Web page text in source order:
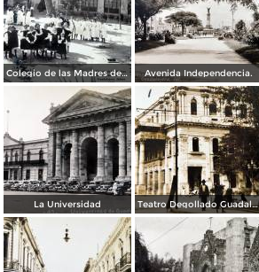
Colegio de las Madres del Sagrado Corazon Guadalajara, Jalisco 1907 Avenida Independencia.
La Universidad Teatro Degollado Guadalajara,Jalisco